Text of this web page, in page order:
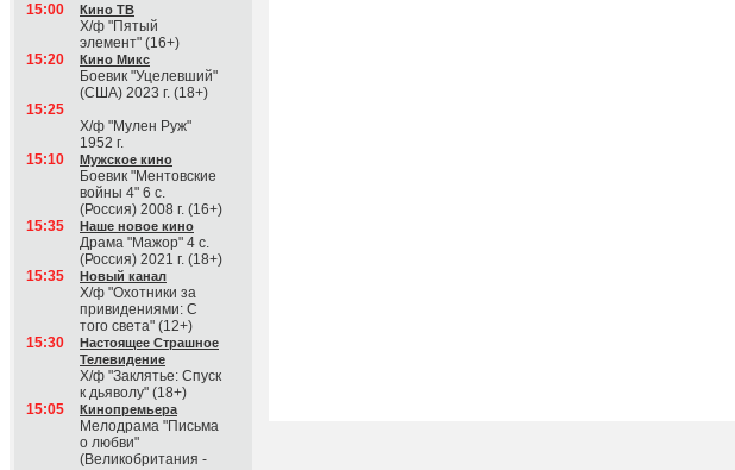
15:00
Кино ТВ
Х/ф "Пятый
элемент" (16+)
15:20
Кино Микс
Боевик "Уцелевший"
(США) 2023 г. (18+)
15:25
Х/ф "Мулен Руж"
1952 г.
15:10
Мужское кино
Боевик "Ментовские
войны 4" 6 с.
(Россия) 2008 г. (16+)
15:35
Наше новое кино
Драма "Мажор" 4 с.
(Россия) 2021 г. (18+)
15:35
Новый канал
Х/ф "Охотники за
привидениями: С
того света" (12+)
15:30
Настоящее Страшное
Телевидение
Х/ф "Заклятье: Спуск
к дьяволу" (18+)
15:05
Кинопремьера
Мелодрама "Письма
о любви"
(Великобритания -